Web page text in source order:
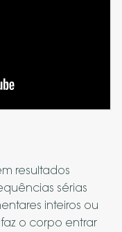
resultados
sérias
inteiros ou
o corpo entrar